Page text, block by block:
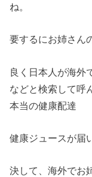
ね。
要するにお姉さん
良く日本人が海外
などと検索して呼
本当の健康配達
健康ジュースが届
決して、海外でお